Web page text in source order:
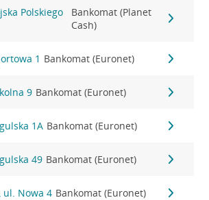
Polskiego
Bankomat (Planet
Cash)
1 Bankomat (Euronet)
9 Bankomat (Euronet)
1A Bankomat (Euronet)
49 Bankomat (Euronet)
ul. Nowa 4 Bankomat (Euronet)